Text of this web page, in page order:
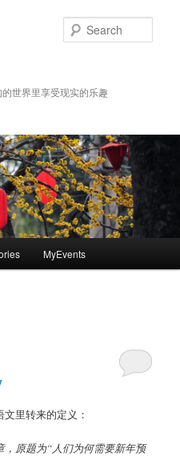
世界里享受现实的乐趣
MyEvents
文里转来的定义：
原题为“人们为何需要新年预